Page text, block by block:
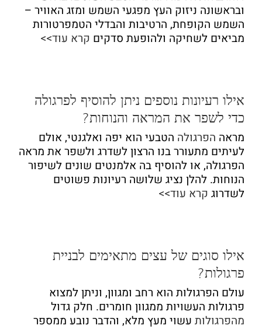
ובראשונה ניזוק העץ מפגעי השמש ומזג האוויר –
השמש הקופחת, הרטיבות והבדלי הטמפרטורות
מביאים לשחיקה ולהופעת סדקים קרא עוד>>
אילו רעיונות נוספים ניתן להוסיף לפרגולה
כדי לשפר את המראה והנוחות?
מראה הפרגולה הטבעי הוא יפה ואלגנטי, אולם
לעיתים מתעורר בנו הרצון לשדרג ולשפר את מראה
הפרגולה, או להוסיף בה אלמנטים שונים לשיפור
הנוחות. להלן נציג שלושה רעיונות פשוטים
לשדרוגקרא עוד>>
אילו סוגים של עצים מתאימים לבניית
פרגולות?
עולם הפרגולות הוא רחב ומגוון, וניתן למצוא
פרגולות העשויות ממגוון חומרים. חלק גדול
מהפרגולותעשוי מעץ מלא, והדבר נובע ממספר